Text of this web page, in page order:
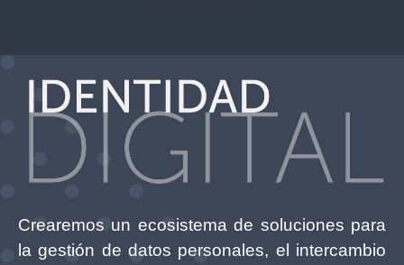
Crearemos un ecosistema de soluciones para
la gestión de datos personales, el intercambio